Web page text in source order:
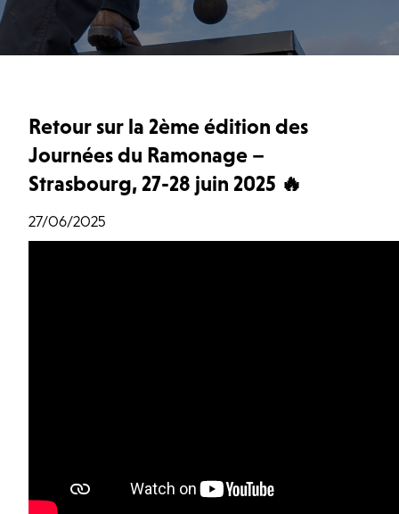
Retour sur la 2ème édition des
Journées du Ramonage –
Strasbourg, 27-28 juin 2025 🔥
27/06/2025